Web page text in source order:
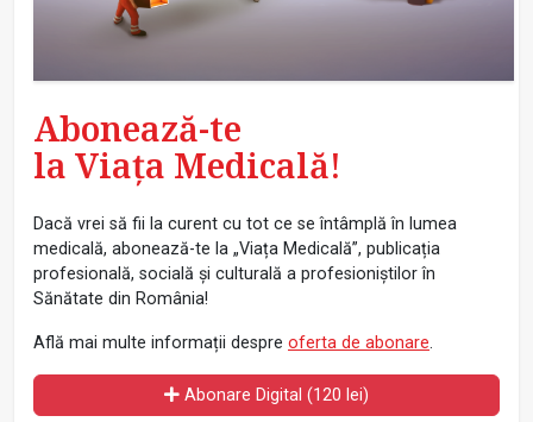
Abonează-te
la Viața Medicală!
Dacă vrei să fii la curent cu tot ce se întâmplă în lumea
medicală, abonează-te la „Viața Medicală”, publicația
profesională, socială și culturală a profesioniștilor în
Sănătate din România!
Află mai multe informații despre oferta de abonare.
Abonare Digital (120 lei)